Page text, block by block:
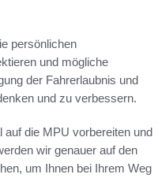
persönlichen
und mögliche
der Fahrerlaubnis und
und zu verbessern.
auf die MPU vorbereiten und
wir genauer auf den
um Ihnen bei Ihrem Weg